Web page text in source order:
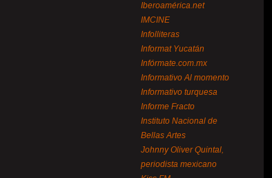
Iberoamérica.net
IMCINE
Infolliteras
Informat Yucatán
Infórmate.com.mx
Informativo Al momento
Informativo turquesa
Informe Fracto
Instituto Nacional de
Bellas Artes
Johnny Oliver Quintal,
periodista mexicano